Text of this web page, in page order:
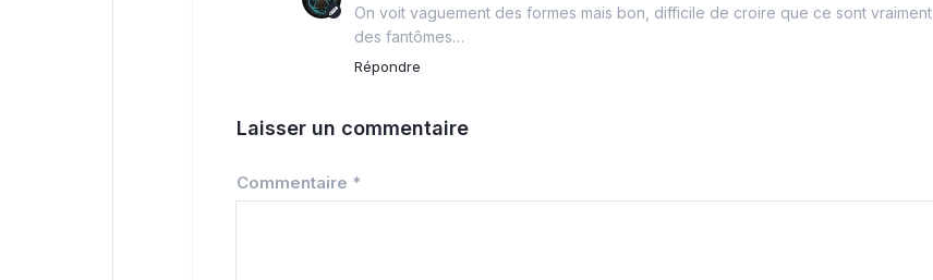
On voit vaguement des formes mais bon, difficile de croire que ce sont vraiment
des fantômes…
Répondre
Laisser un commentaire
Commentaire *